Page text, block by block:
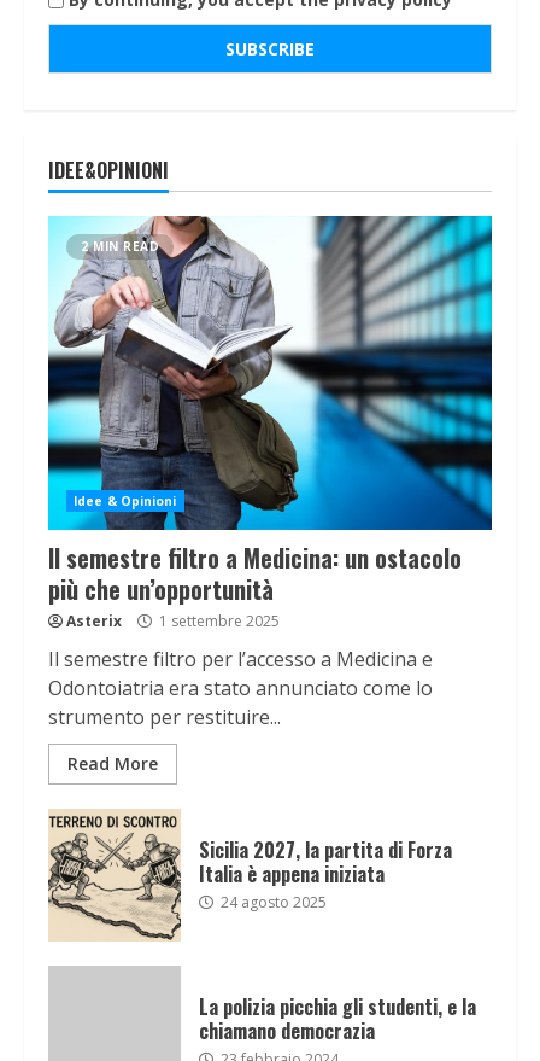
IDEE&OPINIONI
2 MIN READ
Idee & Opinioni
Il semestre filtro a Medicina: un ostacolo
più che un’opportunità
Asterix 1 settembre 2025
Il semestre filtro per l’accesso a Medicina e
Odontoiatria era stato annunciato come lo
strumento per restituire...
Read More
Sicilia 2027, la partita di Forza
Italia è appena iniziata
24 agosto 2025
La polizia picchia gli studenti, e la
chiamano democrazia